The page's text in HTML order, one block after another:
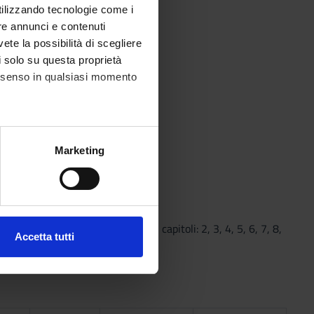
tecnologie come i
annunci e contenuti
la possibilità di scegliere
su questa proprietà
in qualsiasi momento
metro,
che hai fornito loro o
Marketing
Accetta tutti
during the lessons.
II edizione, Pearson, 2019, capitoli: 2, 3, 4, 5, 6, 7, 8,